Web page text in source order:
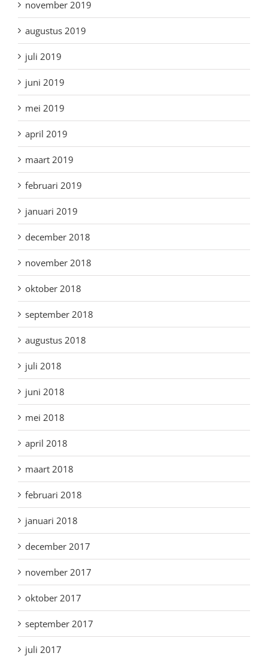
november 2019
augustus 2019
juli 2019
juni 2019
mei 2019
april 2019
maart 2019
februari 2019
januari 2019
december 2018
november 2018
oktober 2018
september 2018
augustus 2018
juli 2018
juni 2018
mei 2018
april 2018
maart 2018
februari 2018
januari 2018
december 2017
november 2017
oktober 2017
september 2017
juli 2017